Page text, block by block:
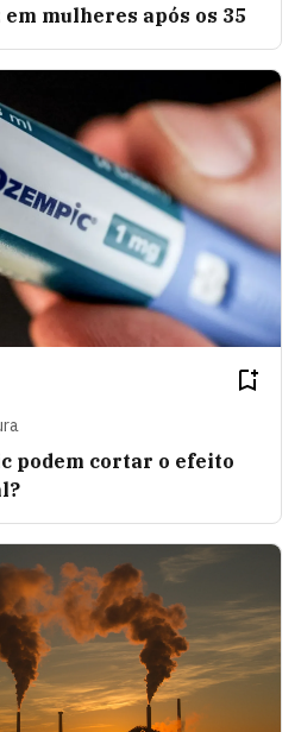
mulheres após os 35
podem cortar o efeito